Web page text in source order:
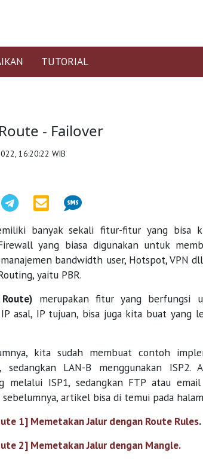
TUTORIAL
- Failover
16:20:22 WIB
banyak sekali fitur-fitur yang bisa
yang biasa digunakan untuk
bandwidth user, Hotspot, VPN
yaitu PBR.
merupakan fitur yang berfungsi
asal, IP tujuan, bisa juga kita buat yang
kita sudah membuat contoh
sedangkan LAN-B menggunakan
melalui ISP1, sedangkan FTP atau
artikel bisa di temui pada
1] Memetakan Jalur dengan Route Rules.
2] Memetakan Jalur dengan Mangle.